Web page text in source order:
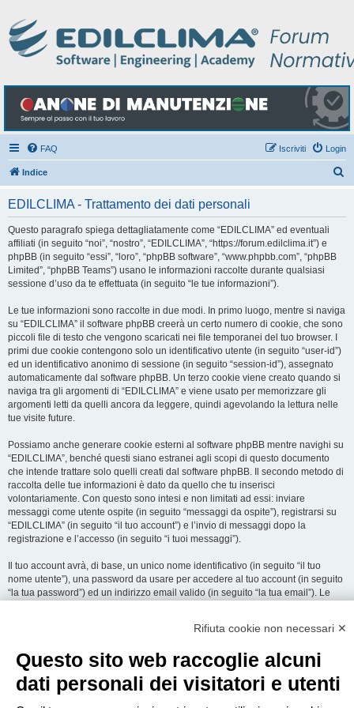
FAQ Login
Iscriviti
Indice
EDILCLIMA - Trattamento dei dati personali
Questo paragrafo spiega dettagliatamente come “EDILCLIMA” ed eventuali
affiliati (in seguito “noi”, “nostro”, “EDILCLIMA”, “https://forum.edilclima.it”) e
phpBB (in seguito “essi”, “loro”, “phpBB software”, “www.phpbb.com”, “phpBB
Limited”, “phpBB Teams”) usano le informazioni raccolte durante qualsiasi
sessione d’uso da te effettuata (in seguito “le tue informazioni”).
Le tue informazioni sono raccolte in due modi. In primo luogo, mentre si naviga
su “EDILCLIMA” il software phpBB creerà un certo numero di cookie, che sono
piccoli file di testo che vengono scaricati nei file temporanei del tuo browser. I
primi due cookie contengono solo un identificativo utente (in seguito “user-id”)
ed un identificativo anonimo di sessione (in seguito “session-id”), assegnato
automaticamente dal software phpBB. Un terzo cookie viene creato quando si
naviga tra gli argomenti di “EDILCLIMA” e viene usato per memorizzare gli
argomenti letti da quelli ancora da leggere, quindi agevolando la lettura nelle
tue visite future.
Possiamo anche generare cookie esterni al software phpBB mentre navighi su
“EDILCLIMA”, benché questi siano estranei agli scopi di questo documento
che intende trattare solo quelli creati dal software phpBB. Il secondo metodo di
raccolta delle tue informazioni è dato da quello che tu inserisci
volontariamente. Con questo sono intesi e non limitati ad essi: inviare
messaggi come utente ospite (in seguito “messaggi da ospite”), registrarsi su
“EDILCLIMA” (in seguito “il tuo account”) e l’invio di messaggi dopo la
registrazione e l’accesso (in seguito “i tuoi messaggi”).
Il tuo account avrà, di base, un unico nome identificativo (in seguito “il tuo
nome utente”), una password da usare per accedere al tuo account (in seguito
“la tua password”) ed un indirizzo email valido (in seguito “la tua email”). Le
alle informazioni di nome utente, password ed indirizzo email richiesti durante
obbligatoria o opzionale, è a totale discrezione di “EDILCLIMA”. In tutti i casi,
hai la possibilità di selezionare quali delle informazioni che hai fornito possano
essere rese pubbliche. All’interno del tuo account, hai facoltà di opt-in o opt-out
Rifiuta cookie non necessari ✕
Questo sito web raccoglie alcuni
dati personali dei visitatori e utenti